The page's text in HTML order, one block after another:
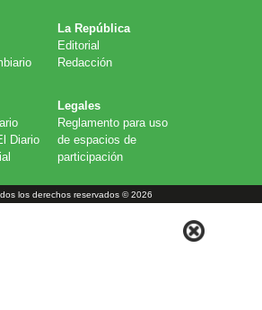
La República
Editorial
Redacción
Diario
Legales
Reglamento para uso
de espacios de
participación
los derechos reservados © 2026